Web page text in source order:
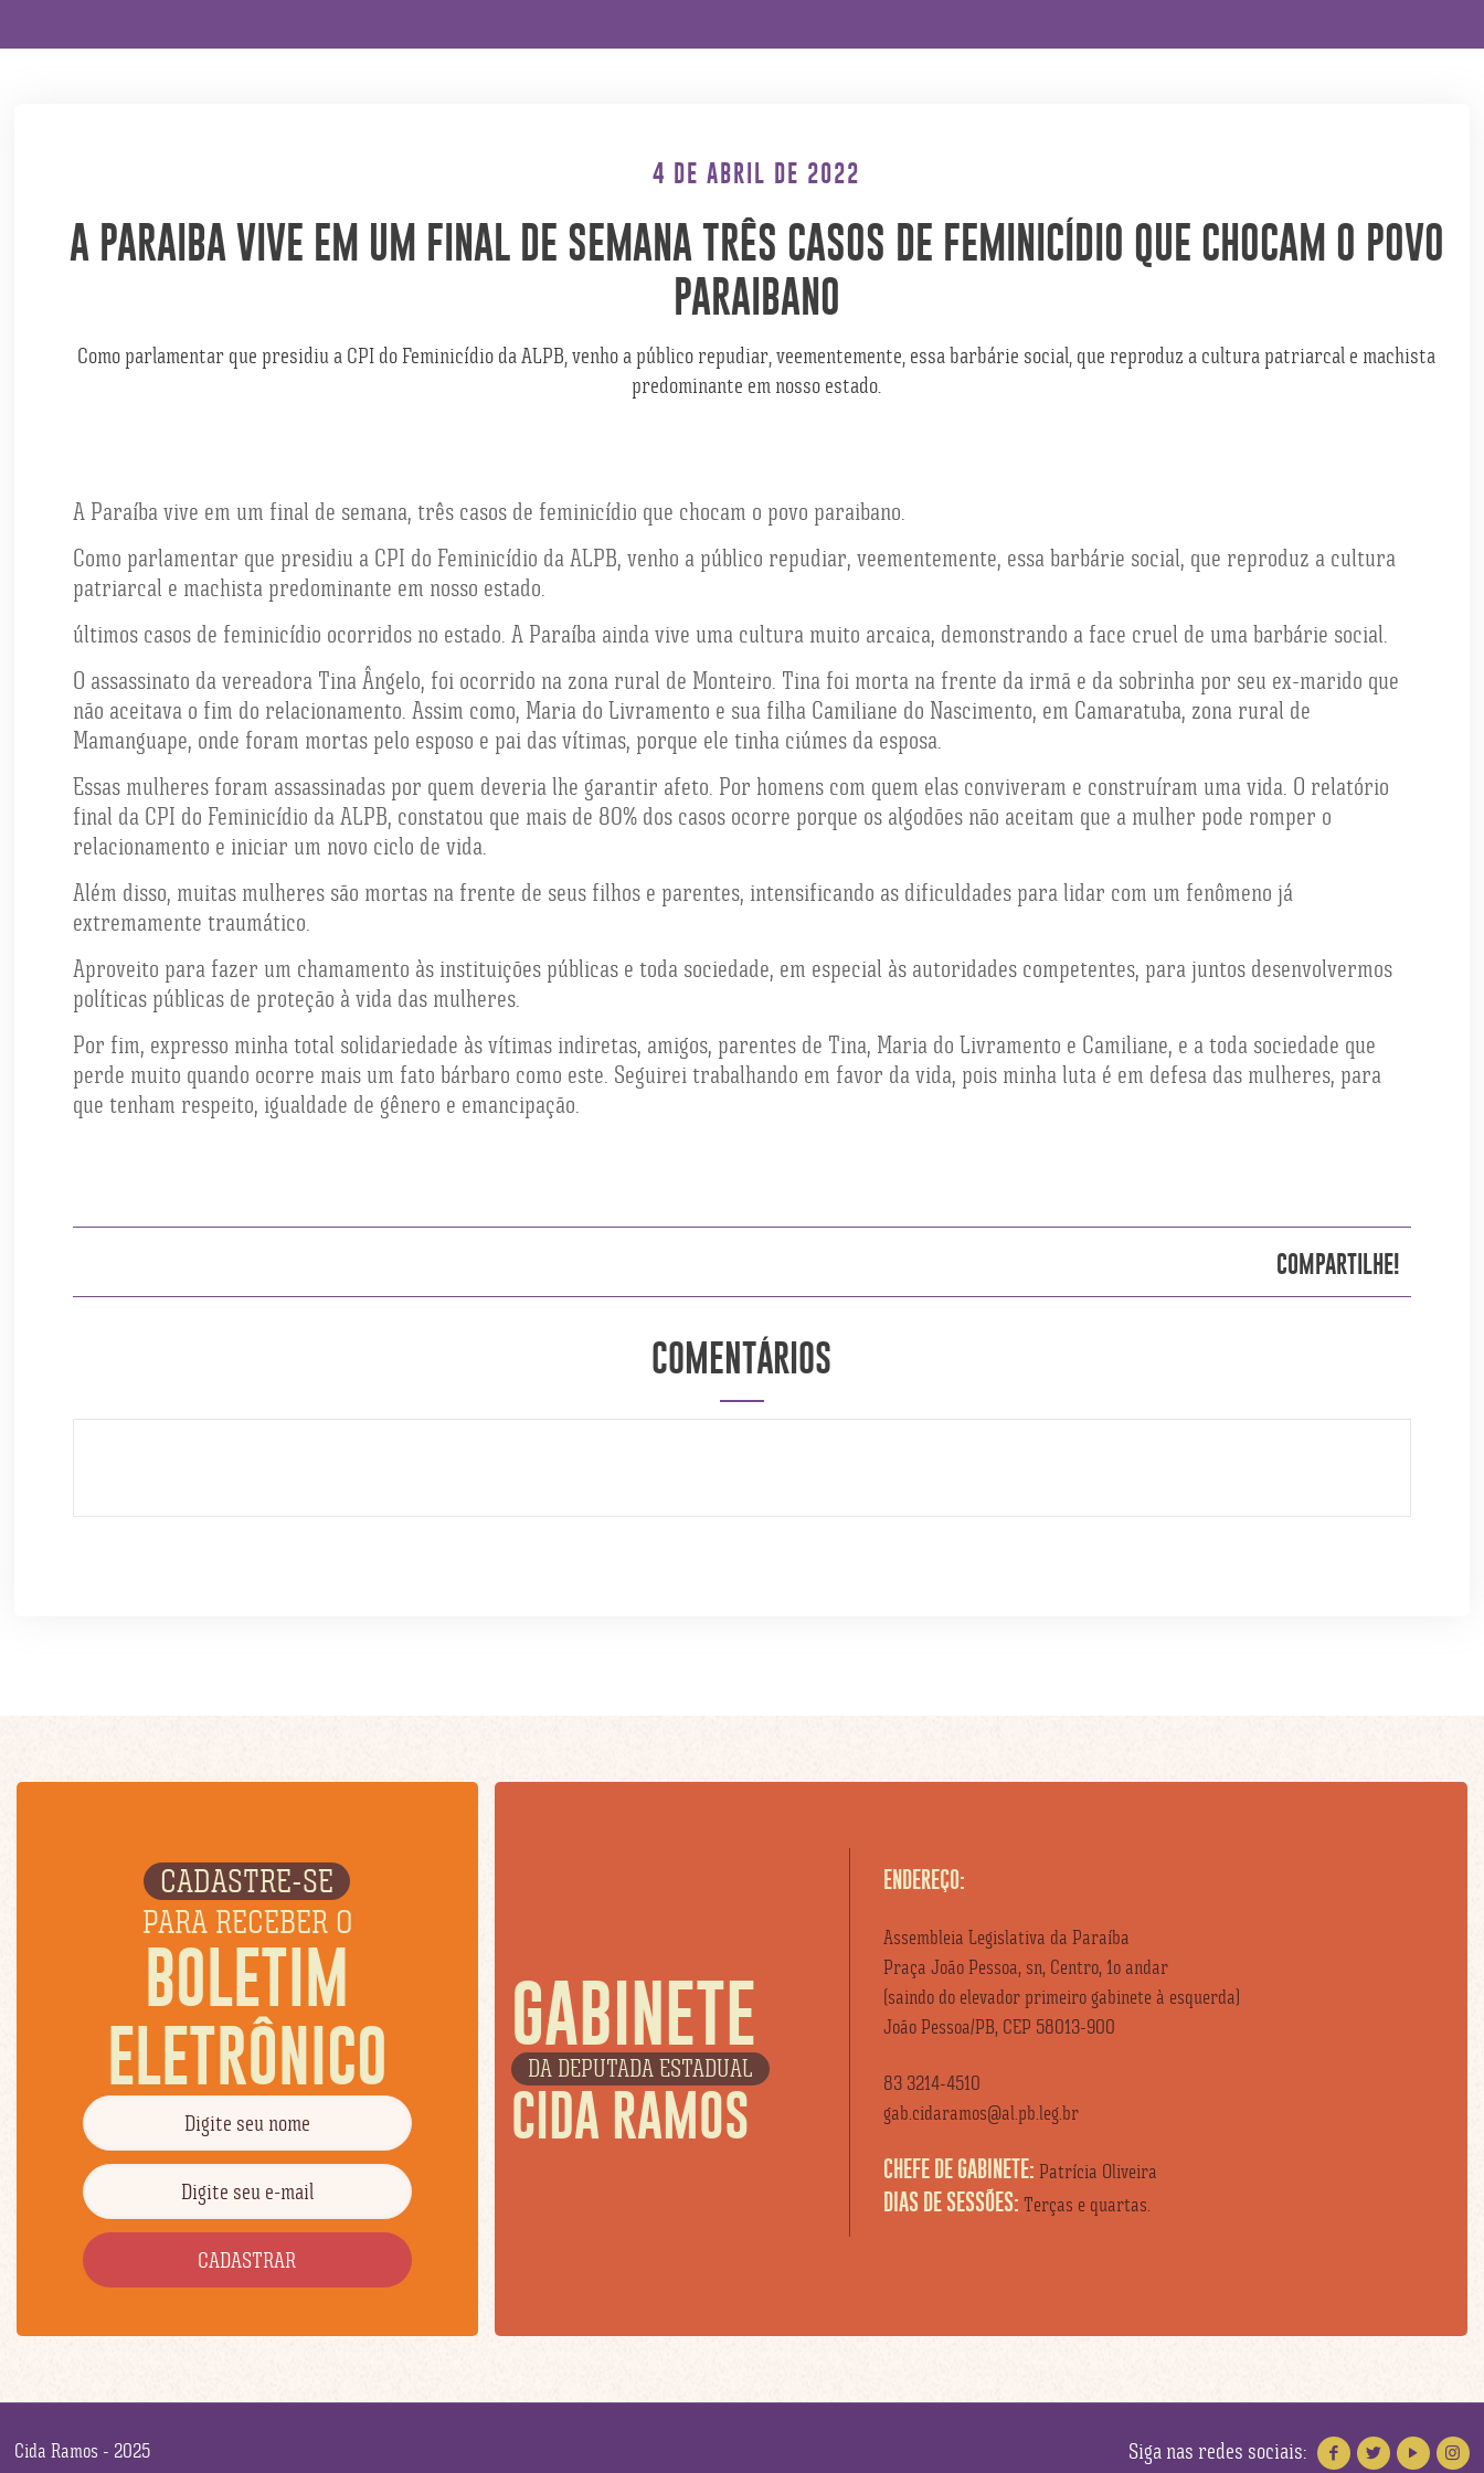
4 DE ABRIL DE 2022
A PARAIBA VIVE EM UM FINAL DE SEMANA TRÊS CASOS DE FEMINICÍDIO QUE CHOCAM O POVO
PARAIBANO
Como parlamentar que presidiu a CPI do Feminicídio da ALPB, venho a público repudiar, veementemente, essa barbárie social, que reproduz a cultura patriarcal e machista
predominante em nosso estado.
A Paraíba vive em um final de semana, três casos de feminicídio que chocam o povo paraibano.
Como parlamentar que presidiu a CPI do Feminicídio da ALPB, venho a público repudiar, veementemente, essa barbárie social, que reproduz a cultura
patriarcal e machista predominante em nosso estado.
últimos casos de feminicídio ocorridos no estado. A Paraíba ainda vive uma cultura muito arcaica, demonstrando a face cruel de uma barbárie social.
O assassinato da vereadora Tina Ângelo, foi ocorrido na zona rural de Monteiro. Tina foi morta na frente da irmã e da sobrinha por seu ex-marido que
não aceitava o fim do relacionamento. Assim como, Maria do Livramento e sua filha Camiliane do Nascimento, em Camaratuba, zona rural de
Mamanguape, onde foram mortas pelo esposo e pai das vítimas, porque ele tinha ciúmes da esposa.
Essas mulheres foram assassinadas por quem deveria lhe garantir afeto. Por homens com quem elas conviveram e construíram uma vida. O relatório
final da CPI do Feminicídio da ALPB, constatou que mais de 80% dos casos ocorre porque os algodões não aceitam que a mulher pode romper o
relacionamento e iniciar um novo ciclo de vida.
Além disso, muitas mulheres são mortas na frente de seus filhos e parentes, intensificando as dificuldades para lidar com um fenômeno já
extremamente traumático.
Aproveito para fazer um chamamento às instituições públicas e toda sociedade, em especial às autoridades competentes, para juntos desenvolvermos
políticas públicas de proteção à vida das mulheres.
Por fim, expresso minha total solidariedade às vítimas indiretas, amigos, parentes de Tina, Maria do Livramento e Camiliane, e a toda sociedade que
perde muito quando ocorre mais um fato bárbaro como este. Seguirei trabalhando em favor da vida, pois minha luta é em defesa das mulheres, para
que tenham respeito, igualdade de gênero e emancipação.
COMPARTILHE!
COMENTÁRIOS
CADASTRE-SE
PARA RECEBER O
BOLETIM
ELETRÔNICO
GABINETE
DA DEPUTADA ESTADUAL
CIDA RAMOS
ENDEREÇO:
Assembleia Legislativa da Paraíba
Praça João Pessoa, sn, Centro, 1o andar
(saindo do elevador primeiro gabinete à esquerda)
João Pessoa/PB, CEP 58013-900
83 3214-4510
gab.cidaramos@al.pb.leg.br
CHEFE DE GABINETE: Patrícia Oliveira
DIAS DE SESSÕES: Terças e quartas.
Cida Ramos - 2025 Siga nas redes sociais: